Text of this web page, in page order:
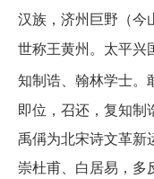
汉族，济州巨野（今
世称王黄州。太平兴
知制诰、翰林学士。
即位，召还，复知制
禹偁为北宋诗文革新
崇杜甫、白居易，多